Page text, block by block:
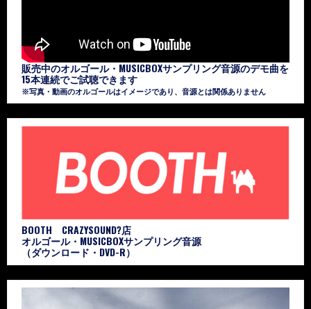
販売中のオルゴール・MUSICBOXサンプリング音源のデモ曲を
15本連続でご試聴できます
※写真・動画のオルゴールはイメージであり、音源とは関係ありません
BOOTH CRAZYSOUND?店
オルゴール・MUSICBOXサンプリング音源
（ダウンロード・DVD-R）